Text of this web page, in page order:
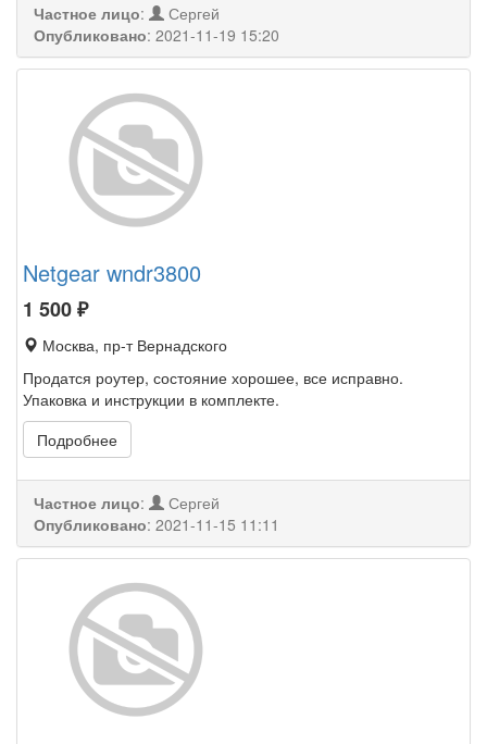
Частное лицо:
Сергей
Опубликовано: 2021-11-19 15:20
Netgear wndr3800
1 500₽
Москва, пр-т Вернадского
Продатся роутер, состояние хорошее, все исправно.
Упаковка и инструкции в комплекте.
Подробнее
Частное лицо:
Сергей
Опубликовано: 2021-11-15 11:11